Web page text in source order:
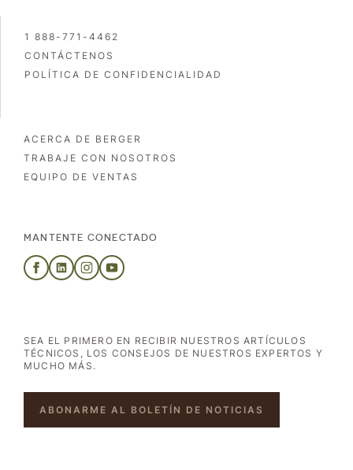
1 888-771-4462
CONTÁCTENOS
POLÍTICA DE CONFIDENCIALIDAD
ACERCA DE BERGER
TRABAJE CON NOSOTROS
EQUIPO DE VENTAS
MANTENTE CONECTADO
SEA EL PRIMERO EN RECIBIR NUESTROS ARTÍCULOS
TÉCNICOS, LOS CONSEJOS DE NUESTROS EXPERTOS Y
MUCHO MÁS.
ABONARME AL BOLETÍN DE NOTICIAS